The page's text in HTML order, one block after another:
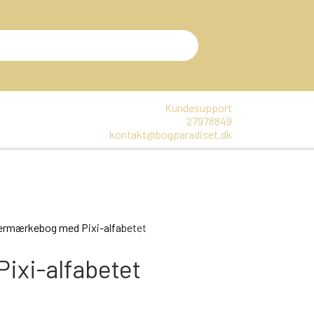
BØGER
Kundesupport
27978849
kontakt@bogparadiset.dk
med Pixi-alfabetet
alfabetet